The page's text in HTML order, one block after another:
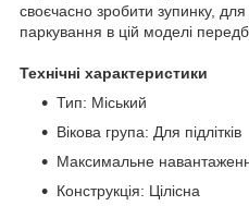
своєчасно зробити зупинку, для
паркування в цій моделі
Технічні характеристики
Тип: Міський
Вікова група: Для підлітків
Максимальне
Конструкція: Цілісна